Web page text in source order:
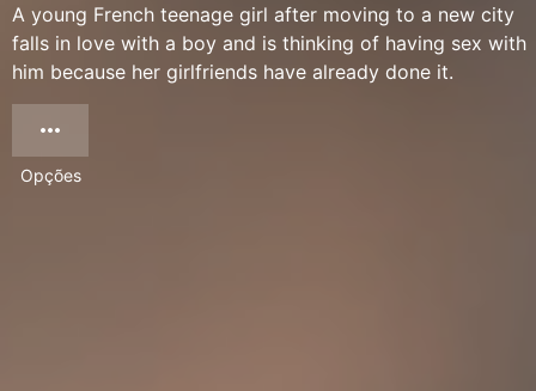
A young French teenage girl after moving to a new city
falls in love with a boy and is thinking of having sex with
him because her girlfriends have already done it.
Opções